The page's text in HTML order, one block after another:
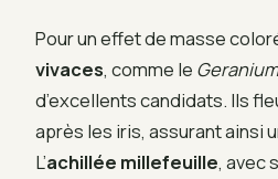
Pour un effet de masse
vivaces, comme le
d’excellents candidats. Ils
après les iris, assurant ainsi
L’achillée millefeuille, avec